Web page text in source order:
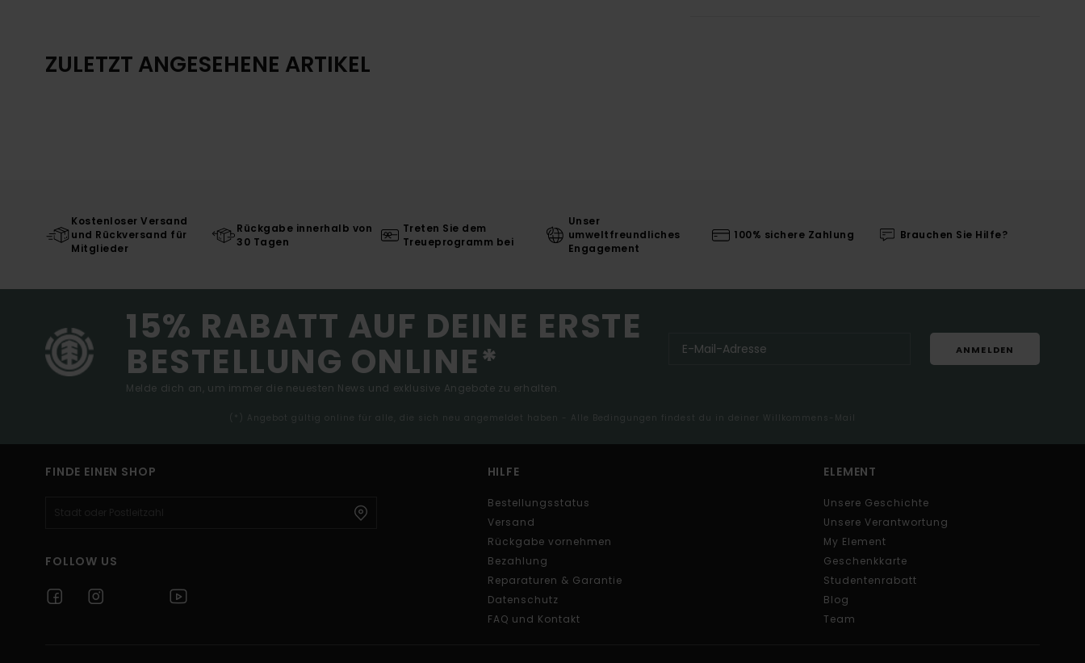
ZULETZT ANGESEHENE ARTIKEL
Kostenloser Versand
und Rückversand für
Mitglieder
Rückgabe innerhalb von
30 Tagen
Treten Sie dem
Treueprogramm bei
Unser
umweltfreundliches
Engagement
100% sichere Zahlung Brauchen Sie Hilfe?
15% RABATT AUF DEINE ERSTE
BESTELLUNG ONLINE*
Melde dich an, um immer die neuesten News und exklusive Angebote zu erhalten.
ANMELDEN
(*) Angebot gültig online für alle, die sich neu angemeldet haben - Alle Bedingungen findest du in deiner Willkommens-Mail
FINDE EINEN SHOP
FOLLOW US
HILFE
Bestellungsstatus
Versand
Rückgabe vornehmen
Bezahlung
Reparaturen & Garantie
Datenschutz
FAQ und Kontakt
ELEMENT
Unsere Geschichte
Unsere Verantwortung
My Element
Geschenkkarte
Studentenrabatt
Blog
Team